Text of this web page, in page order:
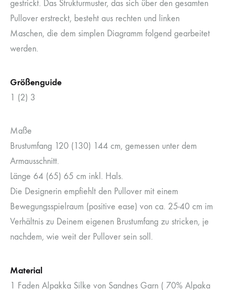
gestrickt. Das Strukturmuster, das sich über den gesamten
Pullover erstreckt, besteht aus rechten und linken
Maschen, die dem simplen Diagramm folgend gearbeitet
werden.
Größenguide
1 (2) 3
Maße
Brustumfang 120 (130) 144 cm, gemessen unter dem
Armausschnitt.
Länge 64 (65) 65 cm inkl. Hals.
Die Designerin empfiehlt den Pullover mit einem
Bewegungsspielraum (positive ease) von ca. 25-40 cm im
Verhältnis zu Deinem eigenen Brustumfang zu stricken, je
nachdem, wie weit der Pullover sein soll.
Material
1 Faden Alpakka Silke von Sandnes Garn ( 70% Alpaka